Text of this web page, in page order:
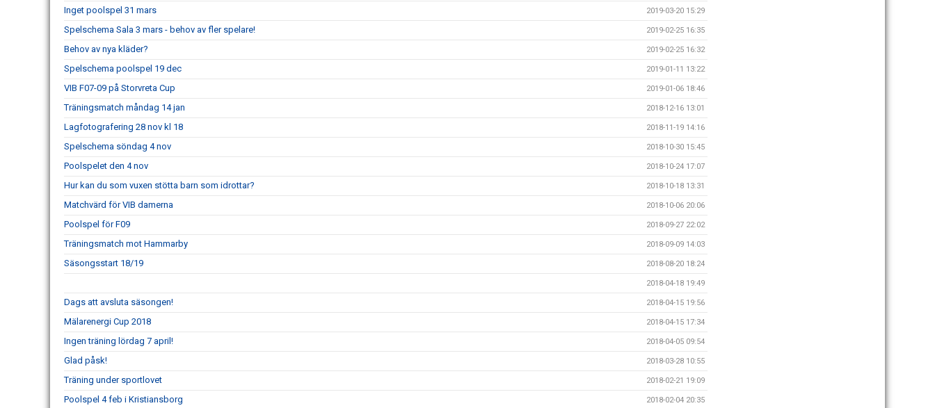
Inget poolspel 31 mars 2019-03-20 15:29
Spelschema Sala 3 mars - behov av fler spelare! 2019-02-25 16:35
Behov av nya kläder? 2019-02-25 16:32
Spelschema poolspel 19 dec 2019-01-11 13:22
VIB F07-09 på Storvreta Cup 2019-01-06 18:46
Träningsmatch måndag 14 jan 2018-12-16 13:01
Lagfotografering 28 nov kl 18 2018-11-19 14:16
Spelschema söndag 4 nov 2018-10-30 15:45
Poolspelet den 4 nov 2018-10-24 17:07
Hur kan du som vuxen stötta barn som idrottar? 2018-10-18 13:31
Matchvärd för VIB damerna 2018-10-06 20:06
Poolspel för F09 2018-09-27 22:02
Träningsmatch mot Hammarby 2018-09-09 14:03
Säsongsstart 18/19 2018-08-20 18:24
2018-04-18 19:49
Dags att avsluta säsongen! 2018-04-15 19:56
Mälarenergi Cup 2018 2018-04-15 17:34
Ingen träning lördag 7 april! 2018-04-05 09:54
Glad påsk! 2018-03-28 10:55
Träning under sportlovet 2018-02-21 19:09
Poolspel 4 feb i Kristiansborg 2018-02-04 20:35